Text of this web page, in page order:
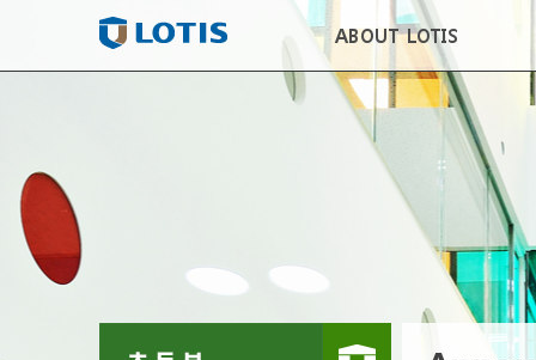
ABOUT LOTIS